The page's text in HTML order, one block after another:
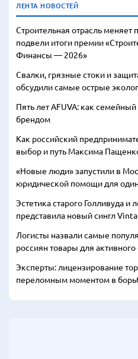
ЛЕНТА НОВОСТЕЙ
Строительная отрасль меняет
подвели итоги премии
Финансы — 2026»
Свалки, грязные стоки и
обсудили самые острые
Пять лет AFUVA: как
брендом
Как российский
выбор и путь Максима
«Новые люди» запустили в
юридической помощи для
Эстетика старого Голливуда и
представила новый сингл
Логисты назвали самые
россиян товары для
Эксперты: лицензирование
переломным моментом в